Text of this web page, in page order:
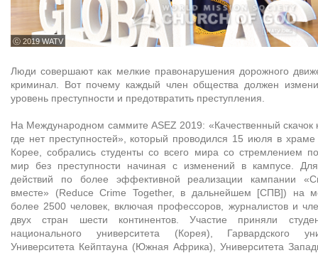
ⓒ 2019 WATV
Люди совершают как мелкие правонарушения дорожного
криминал. Вот почему каждый член общества должен
уровень преступности и предотвратить преступления.
На Международном саммите ASEZ 2019: «Качественный скачок
где нет преступностей», который проводился 15 июля в
Корее, собрались студенты со всего мира со стремлением
мир без преступности начиная с изменений в кампусе.
действий по более эффективной реализации кампании
вместе» (Reduce Crime Together, в дальнейшем [СПВ]) на
более 2500 человек, включая профессоров, журналистов и
двух стран шести континентов. Участие приняли
национального университета (Корея), Гарвардского
Университета Кейптауна (Южная Африка), Университета